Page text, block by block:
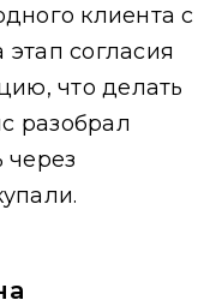
клиента с
согласия
что делать
разобрал
через